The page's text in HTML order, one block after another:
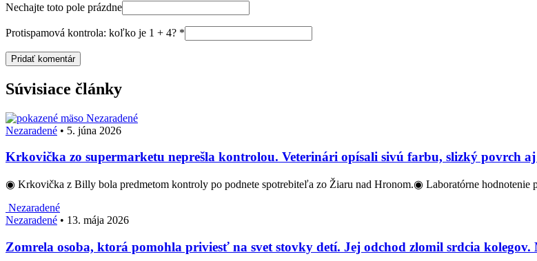
Nechajte toto pole prázdne
Protispamová kontrola: koľko je 1 + 4? *
Súvisiace články
Nezaradené
Nezaradené • 5. júna 2026
Krkovička zo supermarketu neprešla kontrolou. Veterinári opísali sivú farbu, slizký povrch
◉ Krkovička z Billy bola predmetom kontroly po podnete spotrebiteľa zo Žiaru nad Hronom.◉ Laboratórne
Nezaradené
Nezaradené • 13. mája 2026
Zomrela osoba, ktorá pomohla priviesť na svet stovky detí. Jej odchod zlomil srdcia